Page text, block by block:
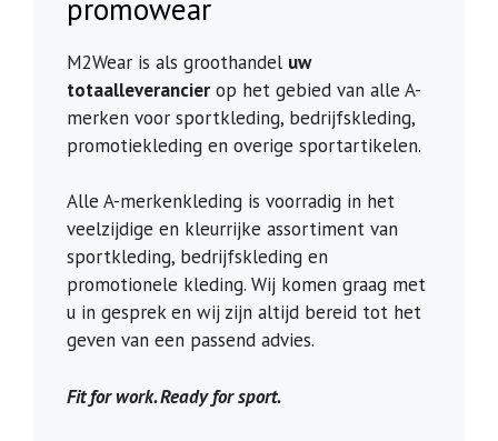
promowear
M2Wear is als groothandel uw
totaalleverancier op het gebied van alle A-
merken voor sportkleding, bedrijfskleding,
promotiekleding en overige sportartikelen.
Alle A-merkenkleding is voorradig in het
veelzijdige en kleurrijke assortiment van
sportkleding, bedrijfskleding en
promotionele kleding. Wij komen graag met
u in gesprek en wij zijn altijd bereid tot het
geven van een passend advies.
Fit for work. Ready for sport.